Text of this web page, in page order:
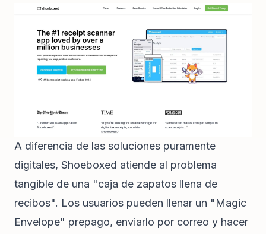
A diferencia de las soluciones puramente
digitales, Shoeboxed atiende al problema
tangible de una "caja de zapatos llena de
recibos". Los usuarios pueden llenar un "Magic
Envelope" prepago, enviarlo por correo y hacer